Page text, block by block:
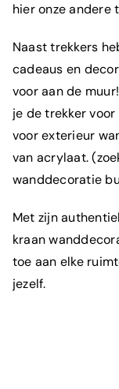
hier onze andere
Naast trekkers
cadeaus en
voor aan de
je de trekker
voor exterieur
van acrylaat.
wanddecoratie
Met zijn
kraan
toe aan elke
jezelf.
Wat is je e-